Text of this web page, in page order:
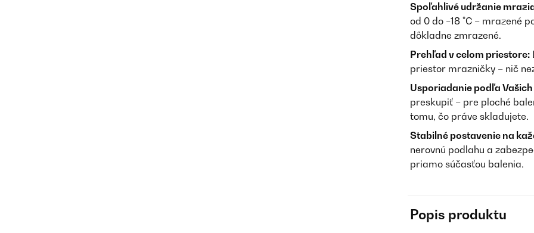
Spoľahlivé udržanie
od 0 do −18 °C – mrazené
dôkladne zmrazené.
Prehľad v celom priestore:
priestor mrazničky – nič
Usporiadanie podľa
preskupiť – pre ploché
tomu, čo práve skladujete.
Stabilné postavenie na
nerovnú podlahu a
priamo súčasťou balenia.
Popis produktu